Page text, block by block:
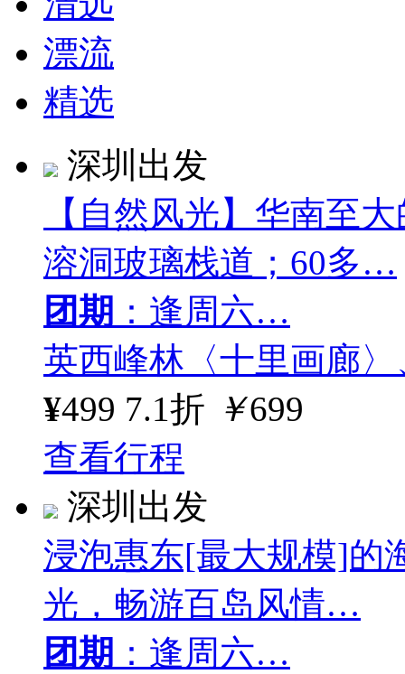
漂流
精选
深圳出发
【自然风光】华南至
溶洞玻璃栈道；60多…
团期 ：逢周六…
英西峰林〈十里画廊
¥499 7.1折 ￥699
查看行程
深圳出发
浸泡惠东[最大规模]的
光，畅游百岛风情…
团期 ：逢周六…